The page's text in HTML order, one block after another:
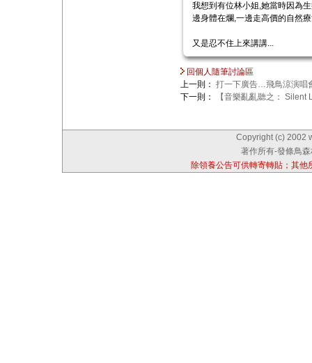
我想到有位林小姐,她當時因為
邊身體在爛,一邊走高價的自然
又是忍不住上來講講...
回個人隨筆討論區
上一則： 打一下廣告…飛鳥涼演唱
下一則：
【音樂亂亂聽之：
Copyright (c) 2002
著作所有-發條鳥
除領養公告可供轉寄轉貼；其